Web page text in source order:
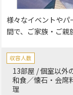
様々なイベントや
間で、ご家族・ご
お誕生日祝いなどに
収容人数
13部屋 / 個室以外
和食／懐石・会席
理